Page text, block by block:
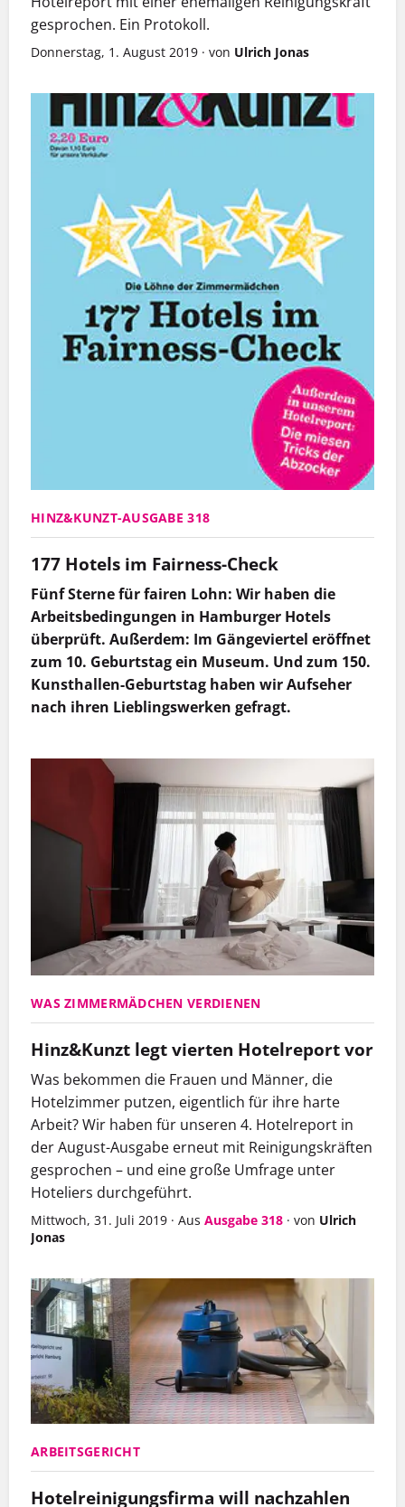
gesprochen. Ein Protokoll.
Donnerstag, 1. August 2019 · von Ulrich Jonas
HINZ&KUNZT-AUSGABE 318
177 Hotels im Fairness-Check
Fünf Sterne für fairen Lohn: Wir haben die
Arbeitsbedingungen in Hamburger Hotels
überprüft. Außerdem: Im Gängeviertel eröffnet
zum 10. Geburtstag ein Museum. Und zum 150.
Kunsthallen-Geburtstag haben wir Aufseher
nach ihren Lieblingswerken gefragt.
WAS ZIMMERMÄDCHEN VERDIENEN
Hinz&Kunzt legt vierten Hotelreport vor
Was bekommen die Frauen und Männer, die
Hotelzimmer putzen, eigentlich für ihre harte
Arbeit? Wir haben für unseren 4. Hotelreport in
der August-Ausgabe erneut mit Reinigungskräften
gesprochen – und eine große Umfrage unter
Hoteliers durchgeführt.
Mittwoch, 31. Juli 2019 · Aus Ausgabe 318 · von Ulrich
Jonas
ARBEITSGERICHT
Hotelreinigungsfirma will nachzahlen